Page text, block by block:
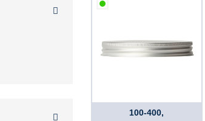
100-400,